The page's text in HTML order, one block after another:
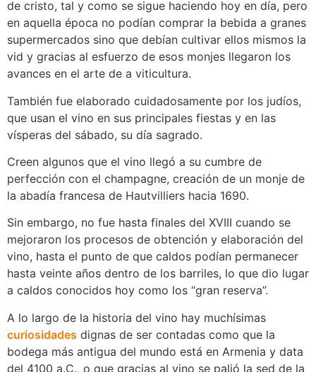
de cristo, tal y como se sigue haciendo hoy en día, pero
en aquella época no podían comprar la bebida a granes
supermercados sino que debían cultivar ellos mismos la
vid y gracias al esfuerzo de esos monjes llegaron los
avances en el arte de a viticultura.
También fue elaborado cuidadosamente por los judíos,
que usan el vino en sus principales fiestas y en las
vísperas del sábado, su día sagrado.
Creen algunos que el vino llegó a su cumbre de
perfección con el champagne, creación de un monje de
la abadía francesa de Hautvilliers hacia 1690.
Sin embargo, no fue hasta finales del XVIII cuando se
mejoraron los procesos de obtención y elaboración del
vino, hasta el punto de que caldos podían permanecer
hasta veinte años dentro de los barriles, lo que dio lugar
a caldos conocidos hoy como los “gran reserva”.
A lo largo de la historia del vino hay muchísimas
curiosidades dignas de ser contadas como que la
bodega más antigua del mundo está en Armenia y data
del 4100 a.C., o que gracias al vino se palió la sed de la